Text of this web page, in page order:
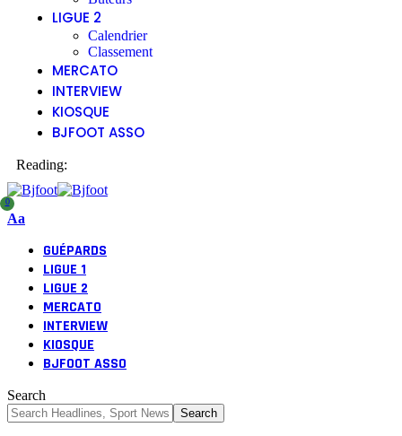
LIGUE 2
Calendrier
Classement
MERCATO
INTERVIEW
KIOSQUE
BJFOOT ASSO
Reading:
0
Aa
GUÉPARDS
LIGUE 1
LIGUE 2
MERCATO
INTERVIEW
KIOSQUE
BJFOOT ASSO
Search